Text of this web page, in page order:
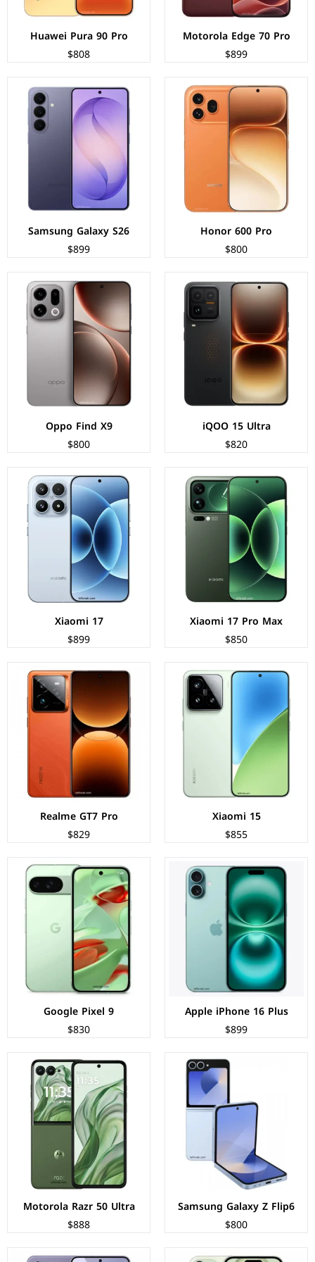
Motorola Edge 70 Pro
$899
Huawei Pura 90 Pro
$808
Honor 600 Pro
$800
Samsung Galaxy S26
$899
iQOO 15 Ultra
$820
الشاشة:OLED بحجم 6.85 بوصة بدقة 1440p
المعالج:Qualcomm Snapdragon 8 Elite Gen 5
الكاميرات:خلفية 50+50+50 م.ب/ امامية 32 م.ب
الذاكرة+الرام:256/512/1000 + 16/24 جيجابايت
نظام التشغيل:Android 16
البطارية:7400 مللي أمبير - 100 واط
عرض المواصفات ←
Oppo Find X9
$800
الشاشة: AMOLED بحجم 6.59 بوصة بدقة 1256p
الكاميرات:خلفية 50+50+50 م.ب/ امامية 32 م.ب
الذاكرة+الرام:
نظام التشغيل:Android 16
البطارية:7025 مللي أمبير – 80 واط
عرض المواصفات ←
Xiaomi 17 Pro Max
$850
الشاشة:LTPO AMOLED بحجم 6.9 بوصة بدقة 1200p
المعالج:Snapdragon 8 Elite Gen 5
الكاميرات:خلفية 50+50+50 م.ب/ امامية 50 م.ب
الذاكرة+الرام:512/1000 + 12/16 جيجابايت
نظام التشغيل:
البطارية:7500 مللي أمبير - 100 واط
عرض المواصفات ←
Xiaomi 17
$899
الشاشة:LTPO AMOLED بحجم 6.3 بوصة بدقة 1220p
الكاميرات:خلفية 50+50+50 م.ب/ امامية 50 م.ب
الذاكرة+الرام:256/512 + 12 جيجابايت
نظام التشغيل:
البطارية:
عرض المواصفات ←
Xiaomi 15
$855
الشاشة:LTPO AMOLED بحجم 6.36 بوصة بدقة 1200p
المعالج:Qualcomm Snapdragon 8 Elite
الكاميرات:خلفية 50+50+50 م.ب/ امامية 32 م.ب.
الذاكرة+الرام:256/512 + 12 جيجابايت
نظام التشغيل:Android 15
البطارية:5240 مللي امبير - 90 واط
عرض المواصفات ←
Realme GT7 Pro
$829
الشاشة:LTPO AMOLED بحجم 6.78 بوصة بدقة 1264p
المعالج:Qualcomm Snapdragon 8 Elite
الكاميرات:خلفية 50+50+8 م.ب/ امامية 16 م.ب
الذاكرة+الرام:256/512/1024 + 12/16 جيجابايت
نظام التشغيل:Android 15
البطارية:6500 مللي أمبير - 120 واط
عرض المواصفات ←
Apple iPhone 16 Plus
$899
المعالج:
الكاميرات:خلفية 48+12 م.ب/ أمامية 12 م.ب
الذاكرة+الرام:
نظام التشغيل:
عرض المواصفات ←
Google Pixel 9
$830
الشاشة:OLED بحجم 6.3 بوصة بدقة FHD+
المعالج:Google Tensor G4
الكاميرات:خلفية 50+48 م.ب/ أمامية 10.5 م.ب
الذاكرة+الرام:128/256 + 12 جيجابايت
نظام التشغيل:Android 14
البطارية:4700 ملي امبير - 27 واط
عرض المواصفات ←
Samsung Galaxy Z Flip6
$800
الشاشة:LTPO AMOLED بحجم 6.7 بوصة بدقة FHD+
المعالج:Qualcomm Snapdragon 8 Gen 3
الكاميرات:خلفية 50+12 م.ب/ أمامية 10 م.ب
الذاكرة+الرام:256/512 + 12 جيجابايت
نظام التشغيل:Android 14
البطارية:4000 ملي امبير - 25 واط
عرض المواصفات ←
Motorola Razr 50 Ultra
$888
الشاشة:LTPO AMOLED بحجم 6.9 بوصة بدقة FHD+
المعالج:Qualcomm Snapdragon 8s Gen 3
الكاميرات:خلفية 50+50 م.ب/ امامية 32 م.ب
الذاكرة+الرام:256/512 + 8/12 جيجابايت
نظام التشغيل:Android 14
البطارية:4000 مللي امبير - 45 واط
عرض المواصفات ←
خلفية 48+12 م.ب/ امامية 12+3D م.ب.
الذاكرة+الرام:
نظام التشغيل:
عرض المواصفات ←
الشاشة:ديناميك اموليد بحجم 6.7 بوصة بدقة QHD+
المعالج:Exynos 2400
الكاميرات:خلفية 50+10+12 م.ب/ أمامية 12 م.ب
الذاكرة+الرام:256/512 + 12 جيجابايت
نظام التشغيل:Android 14
البطارية:4900 مللي امبير - 45 واط
عرض المواصفات ←